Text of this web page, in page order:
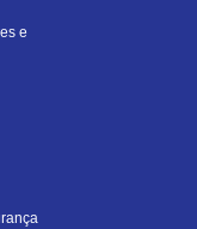
e